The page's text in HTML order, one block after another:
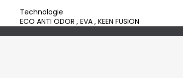
Technologie
ECO ANTI ODOR , EVA , KEEN FUSION
Z